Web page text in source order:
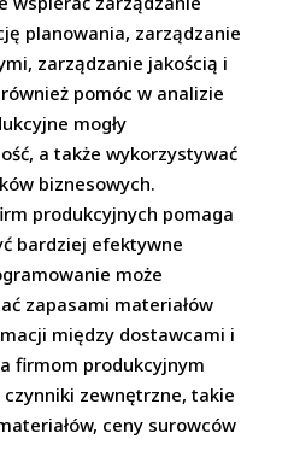
planowania, zarządzanie
zarządzanie jakością i
pomóc w analizie
mogły
a także wykorzystywać
biznesowych.
produkcyjnych pomaga
bardziej efektywne
może
zapasami materiałów
między dostawcami i
firmom produkcyjnym
czynniki zewnętrzne, takie
ceny surowców